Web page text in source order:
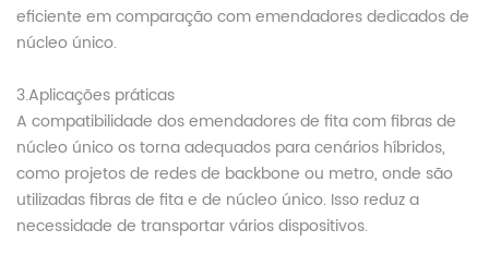
eficiente em comparação com emendadores dedicados de
núcleo único.
3.Aplicações práticas
A compatibilidade dos emendadores de fita com fibras de
núcleo único os torna adequados para cenários híbridos,
como projetos de redes de backbone ou metro, onde são
utilizadas fibras de fita e de núcleo único. Isso reduz a
necessidade de transportar vários dispositivos.